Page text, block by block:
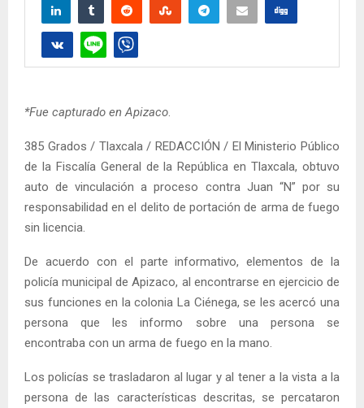
*Fue capturado en Apizaco
385 Grados / Tlaxcala / REDACCIÓN / El Ministerio Público
de la Fiscalía General de la República en Tlaxcala, obtuvo
auto de vinculación a proceso contra Juan “N” por su
responsabilidad en el delito de portación de arma de fuego
sin licencia.
De acuerdo con el parte informativo, elementos de la
policía municipal de Apizaco, al encontrarse en ejercicio de
sus funciones en la colonia La Ciénega, se les acercó una
persona que les informo sobre una persona se
encontraba con un arma de fuego en la mano.
Los policías se trasladaron al lugar y al tener a la vista a la
persona de las características descritas, se percataron